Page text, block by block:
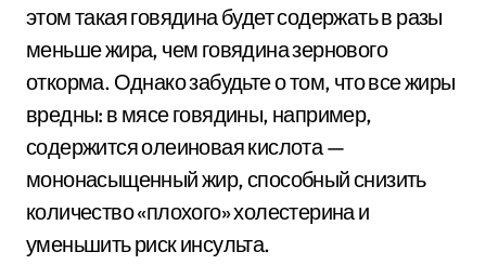
этом такая говядина будет содержать в разы
меньше жира, чем говядина зернового
откорма. Однако забудьте о том, что все жиры
вредны: в мясе говядины, например,
содержится олеиновая кислота —
мононасыщенный жир, способный снизить
количество «плохого» холестерина и
уменьшить риск инсульта.